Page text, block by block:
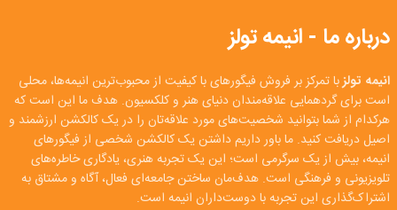
درباره ما - انیمه تولز
انیمه تولزبا تمرکز بر فروش فیگورهای با کیفیت از محبوب‌ترین انیمه‌ها، محلی
است برای گردهمایی علاقه‌مندان دنیای هنر و کلکسیون. هدف ما این است که
هرکدام از شما بتوانید شخصیت‌های مورد علاقه‌تان را در یک کالکشن ارزشمند و
اصیل دریافت کنید. ما باور داریم داشتن یک کالکشن شخصی از فیگورهای
انیمه، بیش از یک سرگرمی است؛ این یک تجربه هنری، یادگاری خاطره‌های
تلویزیونی و فرهنگی است. هدف‌مان ساختن جامعه‌ای فعال، آگاه و مشتاق به
اشتراک‌گذاری این تجربه با دوست‌داران انیمه است.